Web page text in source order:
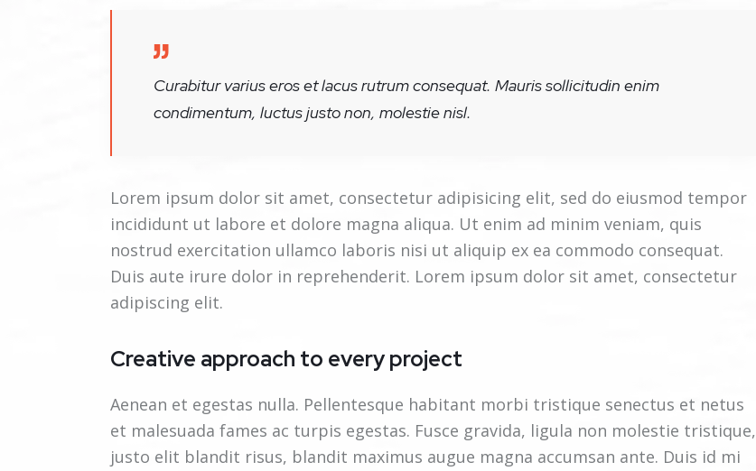
Curabitur varius eros et lacus rutrum consequat. Mauris sollicitudin enim
condimentum, luctus justo non, molestie nisl.
Lorem ipsum dolor sit amet, consectetur adipisicing elit, sed do eiusmod tempor
incididunt ut labore et dolore magna aliqua. Ut enim ad minim veniam, quis
nostrud exercitation ullamco laboris nisi ut aliquip ex ea commodo consequat.
Duis aute irure dolor in reprehenderit. Lorem ipsum dolor sit amet, consectetur
adipiscing elit.
Creative approach to every project
Aenean et egestas nulla. Pellentesque habitant morbi tristique senectus et netus
et malesuada fames ac turpis egestas. Fusce gravida, ligula non molestie tristique,
justo elit blandit risus, blandit maximus augue magna accumsan ante. Duis id mi